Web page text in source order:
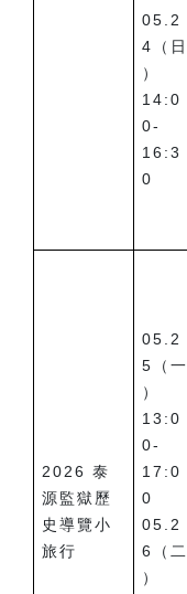
05.2
4（日
）
14:0
0-
16:3
0
2026 泰
源監獄歷
史導覽小
旅行
05.2
5（一
）
13:0
0-
17:0
0
05.2
6（二
）